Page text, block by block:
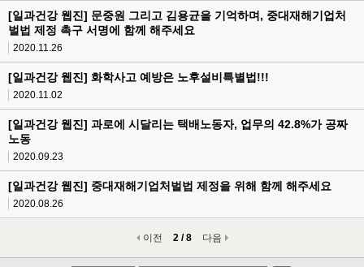
[일과건강 웹진] 문중원 그리고 김용균을 기억하며, 중대재해기업처
벌법 제정 촉구 서명에 함께 해주세요
2020.11.26
[일과건강 웹진] 화학사고 예방은 노후설비특별법!!!
2020.11.02
[일과건강 웹진] 과로에 시달리는 택배노동자, 업무의 42.8%가 공짜
노동
2020.09.23
[일과건강 웹진] 중대재해기업처벌법 제정을 위해 함께 해주세요
2020.08.26
이전 2 / 8 다음